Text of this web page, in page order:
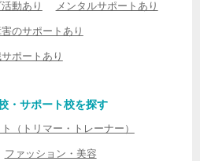
動あり メンタルサポートあり
のサポートあり
ポートあり
・サポート校を探す
（トリマー・トレーナー）
ファッション・美容